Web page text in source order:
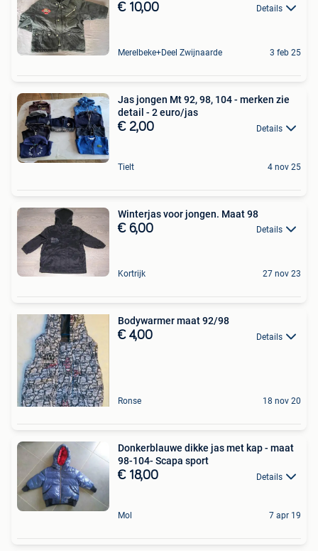
€ 10,00 Details
Merelbeke+Deel Zwijnaarde 3 feb 25
Jas jongen Mt 92, 98, 104 - merken zie
detail - 2 euro/jas
€ 2,00 Details
Tielt 4 nov 25
Winterjas voor jongen. Maat 98
€ 6,00 Details
Kortrijk 27 nov 23
Bodywarmer maat 92/98
€ 4,00 Details
Ronse 18 nov 20
Donkerblauwe dikke jas met kap - maat
98-104- Scapa sport
€ 18,00 Details
Mol 7 apr 19